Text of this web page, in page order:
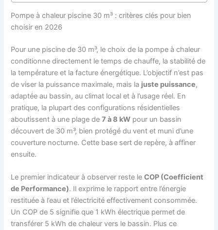
Pompe à chaleur piscine 30 m³ : critères clés pour bien
choisir en 2026
Pour une piscine de 30 m³, le choix de la pompe à chaleur
conditionne directement le temps de chauffe, la stabilité de
la température et la facture énergétique. L’objectif n’est pas
de viser la puissance maximale, mais la juste puissance,
adaptée au bassin, au climat local et à l’usage réel. En
pratique, la plupart des configurations résidentielles
aboutissent à une plage de7 à 8 kW pour un bassin
découvert de 30 m³, bien protégé du vent et muni d’une
couverture nocturne. Cette base sert de repère, à affiner
ensuite.
Le premier indicateur à observer reste leCOP (Coefficient
de Performance). Il exprime le rapport entre l’énergie
restituée à l’eau et l’électricité effectivement consommée.
Un COP de 5 signifie que 1 kWh électrique permet de
transférer 5 kWh de chaleur vers le bassin. Plus ce